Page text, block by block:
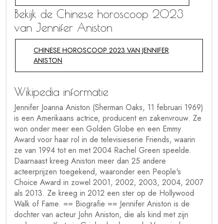
Bekijk de Chinese horoscoop 2023
van Jennifer Aniston
CHINESE HOROSCOOP 2023 VAN JENNIFER
ANISTON
Wikipedia informatie
Jennifer Joanna Aniston (Sherman Oaks, 11 februari 1969)
is een Amerikaans actrice, producent en zakenvrouw. Ze
won onder meer een Golden Globe en een Emmy
Award voor haar rol in de televisieserie Friends, waarin
ze van 1994 tot en met 2004 Rachel Green speelde.
Daarnaast kreeg Aniston meer dan 25 andere
acteerprijzen toegekend, waaronder een People's
Choice Award in zowel 2001, 2002, 2003, 2004, 2007
als 2013. Ze kreeg in 2012 een ster op de Hollywood
Walk of Fame. == Biografie == Jennifer Aniston is de
dochter van acteur John Aniston, die als kind met zijn